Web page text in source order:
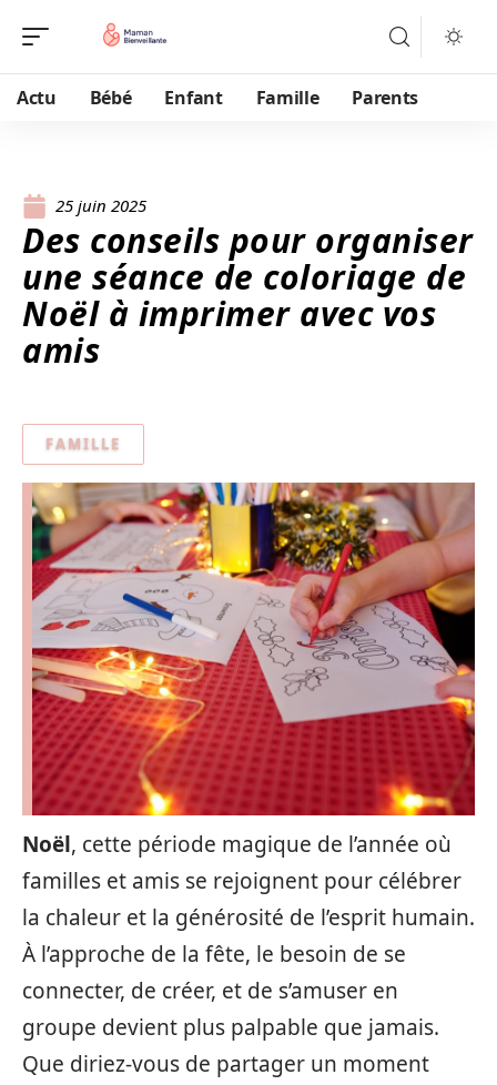
Actu Bébé Enfant Famille Parents
25 juin 2025
Des conseils pour organiser
une séance de coloriage de
Noël à imprimer avec vos
amis
FAMILLE
Noël, cette période magique de l’année où
familles et amis se rejoignent pour célébrer
la chaleur et la générosité de l’esprit humain.
À l’approche de la fête, le besoin de se
connecter, de créer, et de s’amuser en
groupe devient plus palpable que jamais.
Que diriez-vous de partager un moment